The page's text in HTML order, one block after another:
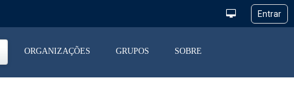
ORGANIZAÇÕES GRUPOS SOBRE